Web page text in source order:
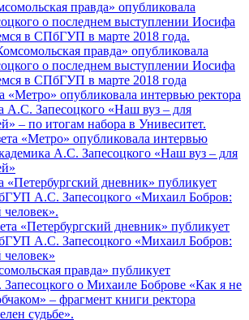
правда» опубликовала
о последнем выступлении Иосифа
в СПбГУП в марте 2018 года
«Метро» опубликовала интервью
А.С. Запесоцкого «Наш вуз – для
«Петербургский дневник» публикует
А.С. Запесоцкого «Михаил Бобров: